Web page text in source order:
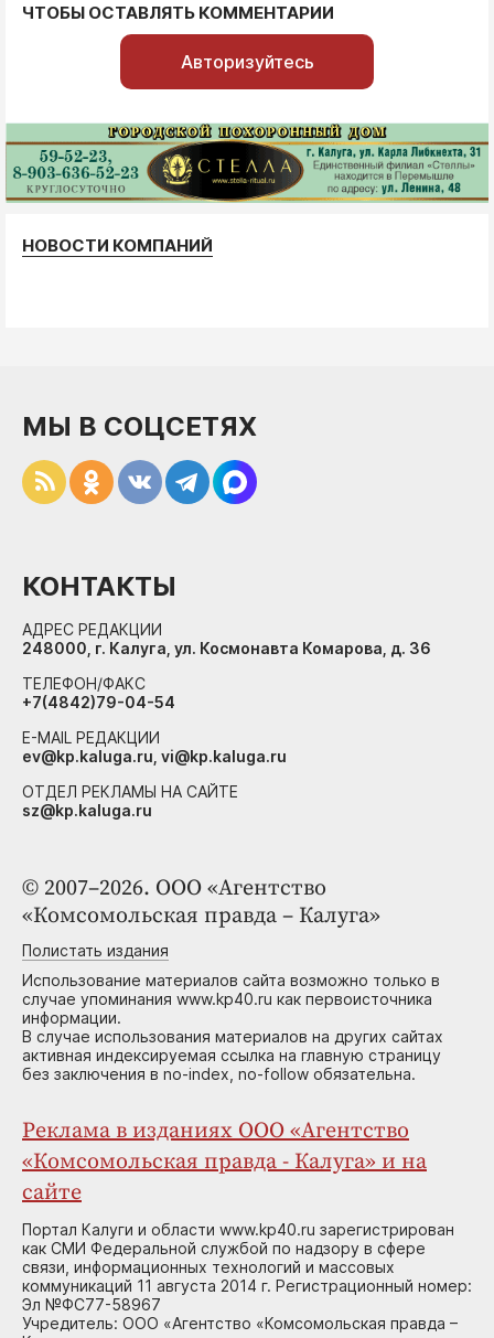
ЧТОБЫ ОСТАВЛЯТЬ КОММЕНТАРИИ
Авторизуйтесь
НОВОСТИ КОМПАНИЙ
© 2007–2026. ООО «Агентство
«Комсомольская правда – Калуга»
Полистать издания
Использование материалов сайта возможно только в
случае упоминания www.kp40.ru как первоисточника
информации.
В случае использования материалов на других сайтах
активная индексируемая ссылка на главную страницу
без заключения в no-index, no-follow обязательна.
Реклама в изданиях ООО «Агентство
«Комсомольская правда - Калуга» и на
сайте
Портал Калуги и области www.kp40.ru зарегистрирован
как СМИ Федеральной службой по надзору в сфере
связи, информационных технологий и массовых
коммуникаций 11 августа 2014 г. Регистрационный номер:
Эл №ФС77-58967
Учредитель: ООО «Агентство «Комсомольская правда –
МЫ В СОЦСЕТЯХ
КОНТАКТЫ
АДРЕС РЕДАКЦИИ
248000, г. Калуга, ул. Космонавта Комарова, д. 36
ТЕЛЕФОН/ФАКС
+7(4842)79-04-54
E-MAIL РЕДАКЦИИ
ev@kp.kaluga.ru, vi@kp.kaluga.ru
ОТДЕЛ РЕКЛАМЫ НА САЙТЕ
sz@kp.kaluga.ru